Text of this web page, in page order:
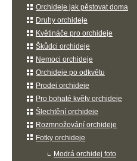
Orchideje jak pěstovat doma
Druhy orchideje
Květináče pro orchideje
Škůdci orchideje
Nemoci orchideje
Orchideje po odkvětu
Prodej orchideje
Pro bohaté květy orchideje
Šlechtění orchideje
Rozmnožování orchideje
Fotky orchideje
Modrá orchidej foto